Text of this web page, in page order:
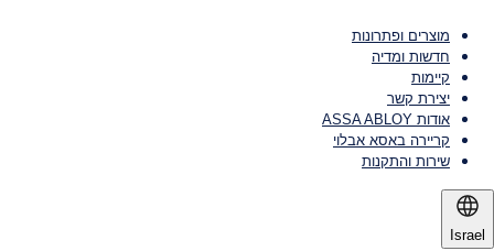
מוצרים ופתרונות
חדשות ומדיה
קיימות
יצירת קשר
אודות ASSA ABLOY
קריירה באסא אבלוי
שירות והתקנות
Israel